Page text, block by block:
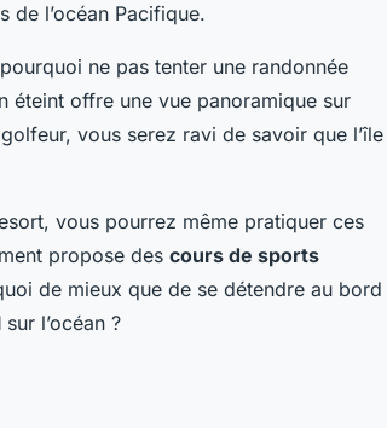
de l’océan Pacifique.
ne pas tenter une randonnée
éteint offre une vue panoramique sur
vous serez ravi de savoir que l’île
vous pourrez même pratiquer ces
propose des cours de sports
de mieux que de se détendre au bord
sur l’océan ?